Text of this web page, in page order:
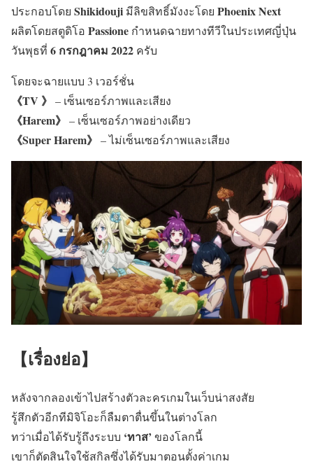
ประกอบโดย Shikidouji มีลิขสิทธิ์มังงะโดย Phoenix Next
ผลิตโดยสตูดิโอ Passione กำหนดฉายทางทีวีในประเทศญี่ปุ่น
วันพุธที่ 6 กรกฎาคม 2022 ครับ
โดยจะฉายแบบ 3 เวอร์ชั่น
《TV 》 – เซ็นเซอร์ภาพและเสียง
《Harem》 – เซ็นเซอร์ภาพอย่างเดียว
《Super Harem》 – ไม่เซ็นเซอร์ภาพและเสียง
【เรื่องย่อ】
หลังจากลองเข้าไปสร้างตัวละครเกมในเว็บน่าสงสัย
รู้สึกตัวอีกทีมิจิโอะก็ลืมตาตื่นขึ้นในต่างโลก
ทว่าเมื่อได้รับรู้ถึงระบบ ‘ทาส’ ของโลกนี้
เขาก็ตัดสินใจใช้สกิลซึ่งได้รับมาตอนตั้งค่าเกม